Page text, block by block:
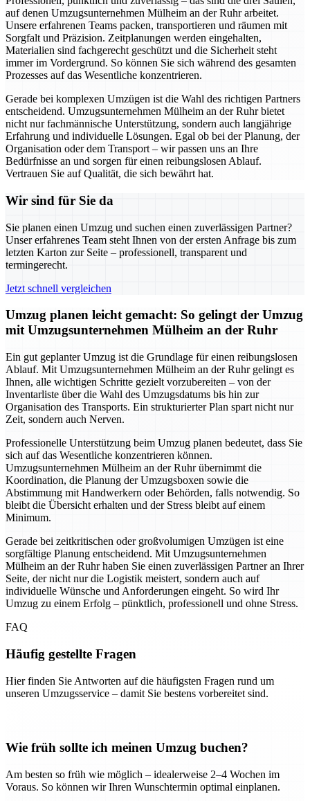
auf denen Umzugsunternehmen Mülheim an der Ruhr arbeitet.
Unsere erfahrenen Teams packen, transportieren und räumen mit
Sorgfalt und Präzision. Zeitplanungen werden eingehalten,
Materialien sind fachgerecht geschützt und die Sicherheit steht
immer im Vordergrund. So können Sie sich während des gesamten
Prozesses auf das Wesentliche konzentrieren.
Gerade bei komplexen Umzügen ist die Wahl des richtigen Partners
entscheidend. Umzugsunternehmen Mülheim an der Ruhr bietet
nicht nur fachmännische Unterstützung, sondern auch langjährige
Erfahrung und individuelle Lösungen. Egal ob bei der Planung, der
Organisation oder dem Transport – wir passen uns an Ihre
Bedürfnisse an und sorgen für einen reibungslosen Ablauf.
Vertrauen Sie auf Qualität, die sich bewährt hat.
Wir sind für Sie da
Sie planen einen Umzug und suchen einen zuverlässigen Partner?
Unser erfahrenes Team steht Ihnen von der ersten Anfrage bis zum
letzten Karton zur Seite – professionell, transparent und
termingerecht.
Jetzt schnell vergleichen
Umzug planen leicht gemacht: So gelingt der Umzug
mit Umzugsunternehmen Mülheim an der Ruhr
Ein gut geplanter Umzug ist die Grundlage für einen reibungslosen
Ablauf. Mit Umzugsunternehmen Mülheim an der Ruhr gelingt es
Ihnen, alle wichtigen Schritte gezielt vorzubereiten – von der
Inventarliste über die Wahl des Umzugsdatums bis hin zur
Organisation des Transports. Ein strukturierter Plan spart nicht nur
Zeit, sondern auch Nerven.
Professionelle Unterstützung beim Umzug planen bedeutet, dass Sie
sich auf das Wesentliche konzentrieren können.
Umzugsunternehmen Mülheim an der Ruhr übernimmt die
Koordination, die Planung der Umzugsboxen sowie die
Abstimmung mit Handwerkern oder Behörden, falls notwendig. So
bleibt die Übersicht erhalten und der Stress bleibt auf einem
Minimum.
Gerade bei zeitkritischen oder großvolumigen Umzügen ist eine
sorgfältige Planung entscheidend. Mit Umzugsunternehmen
Mülheim an der Ruhr haben Sie einen zuverlässigen Partner an Ihrer
Seite, der nicht nur die Logistik meistert, sondern auch auf
individuelle Wünsche und Anforderungen eingeht. So wird Ihr
Umzug zu einem Erfolg – pünktlich, professionell und ohne Stress.
FAQ
Häufig gestellte Fragen
Hier finden Sie Antworten auf die häufigsten Fragen rund um
unseren Umzugsservice – damit Sie bestens vorbereitet sind.
Wie früh sollte ich meinen Umzug buchen?
Am besten so früh wie möglich – idealerweise 2–4 Wochen im
Voraus. So können wir Ihren Wunschtermin optimal einplanen.